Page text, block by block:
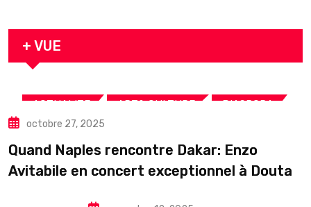
arrestation
+ VUE
ACTUALITE ART& CULTURE DIASPORA
TOURISME
octobre 27, 2025
Quand Naples rencontre Dakar: Enzo
Avitabile en concert exceptionnel à Douta